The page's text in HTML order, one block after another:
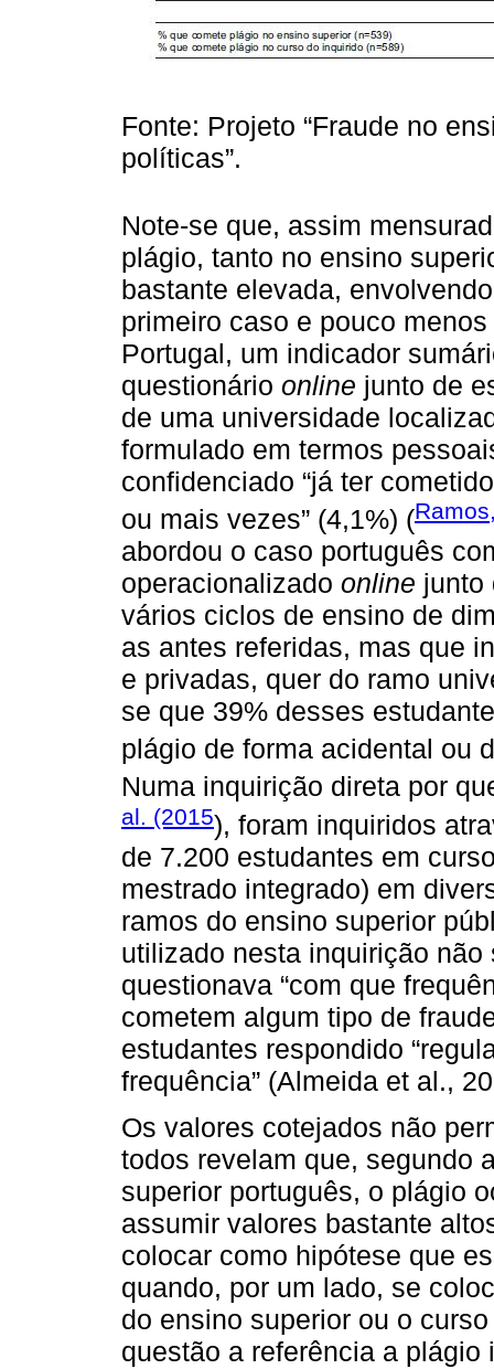
Fonte: Projeto “Fraude no
políticas”.
Note-se que, assim
plágio, tanto no ensino
bastante elevada,
primeiro caso e pouco
Portugal, um indicador
questionário online junto de
de uma universidade
formulado em termos
confidenciado “já ter
ou mais vezes” (4,1%) (
abordou o caso português
operacionalizado online junto
vários ciclos de ensino de
as antes referidas, mas que
e privadas, quer do ramo
se que 39% desses
plágio de forma acidental ou
Numa inquirição direta por
al. (2015), foram inquiridos
de 7.200 estudantes em
mestrado integrado) em
ramos do ensino superior
utilizado nesta inquirição
questionava “com que
cometem algum tipo de
estudantes respondido
frequência” (Almeida et al.,
Os valores cotejados não
todos revelam que, segundo
superior português, o plágio
assumir valores bastante
colocar como hipótese que
quando, por um lado, se
do ensino superior ou o
questão a referência a